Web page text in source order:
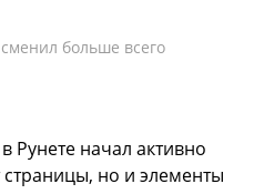
больше всего
Рунете начал активно
страницы, но и элементы